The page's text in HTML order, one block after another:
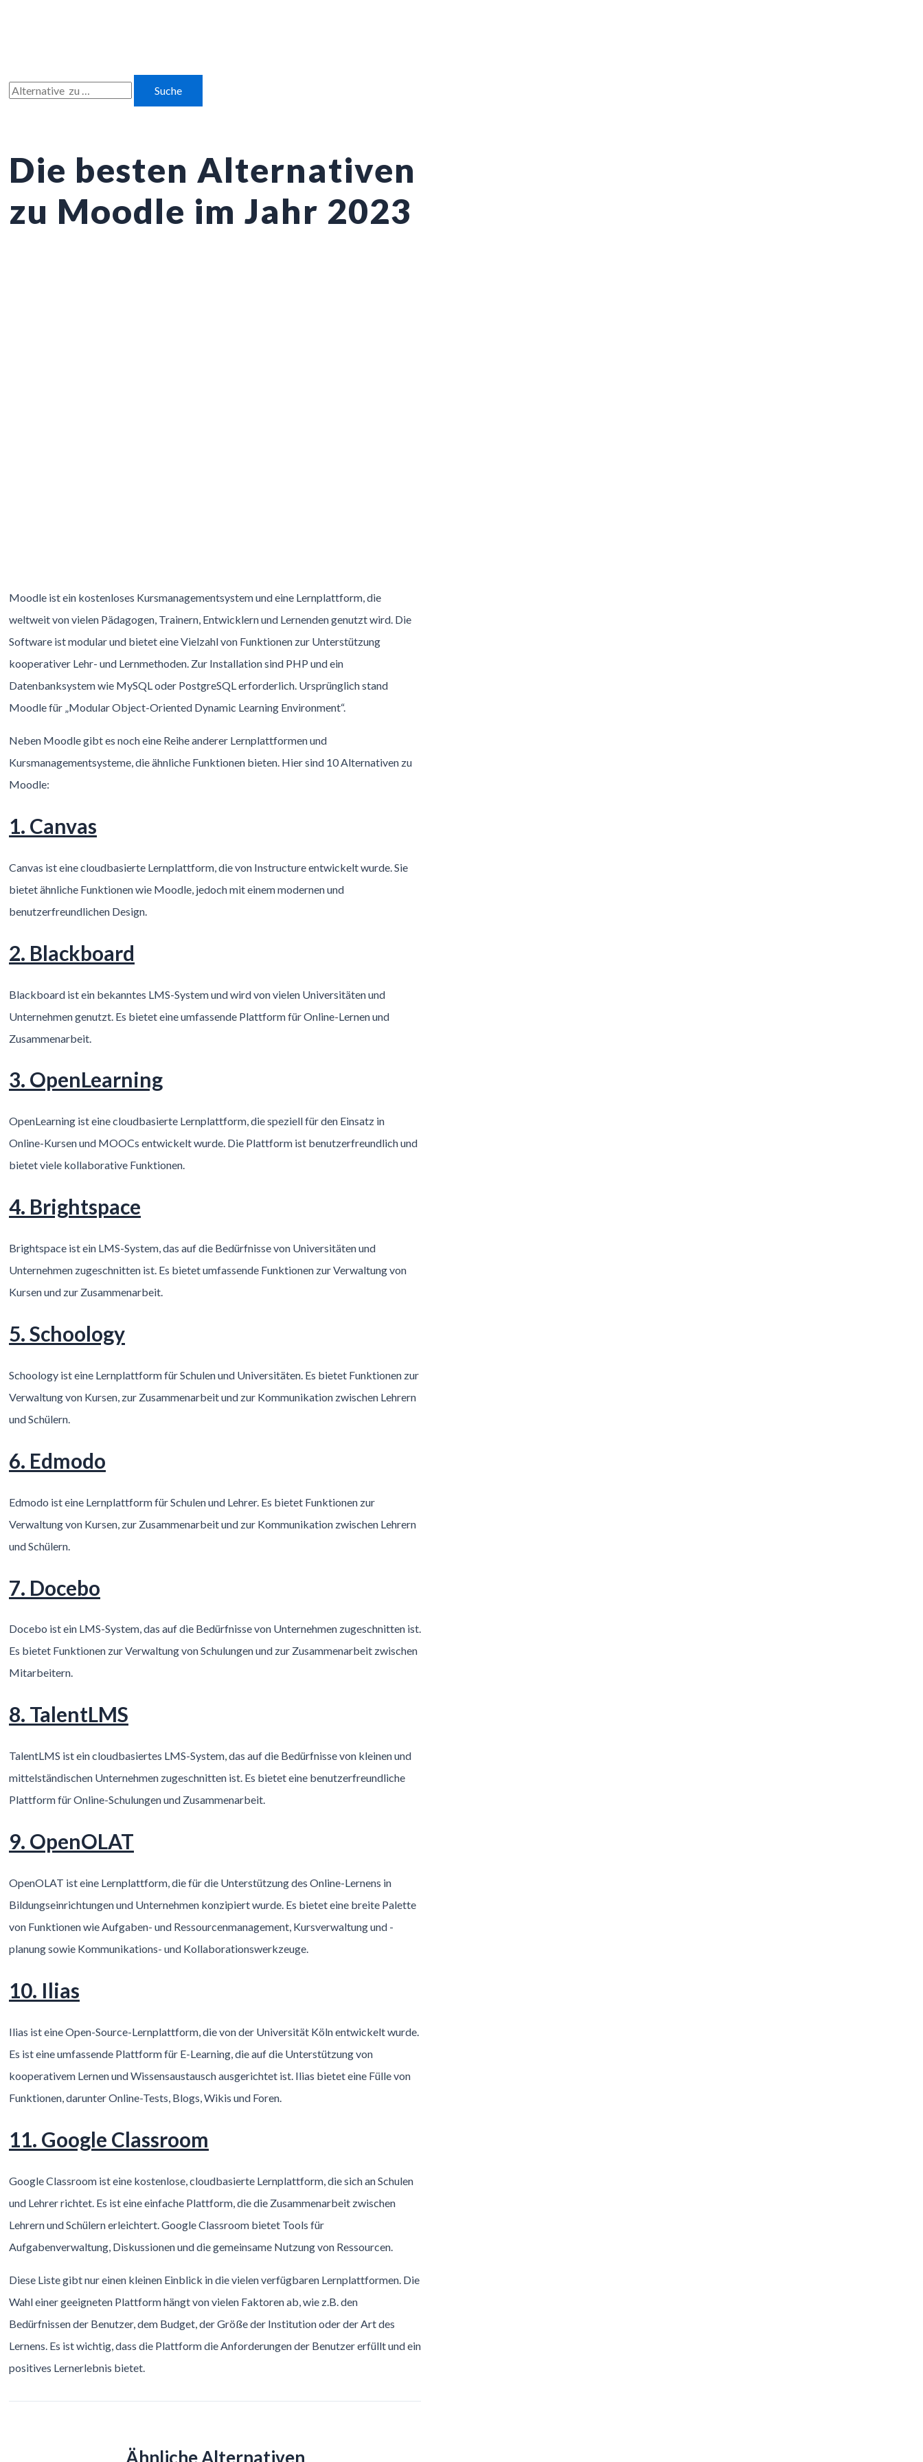
Suchen
Die besten Alternativen
zu Moodle im Jahr 2023
Moodle ist ein kostenloses Kursmanagementsystem und eine Lernplattform, die
weltweit von vielen Pädagogen, Trainern, Entwicklern und Lernenden genutzt wird. Die
Software ist modular und bietet eine Vielzahl von Funktionen zur Unterstützung
kooperativer Lehr- und Lernmethoden. Zur Installation sind PHP und ein
Datenbanksystem wie MySQL oder PostgreSQL erforderlich. Ursprünglich stand
Moodle für „Modular Object-Oriented Dynamic Learning Environment“.
Neben Moodle gibt es noch eine Reihe anderer Lernplattformen und
Kursmanagementsysteme, die ähnliche Funktionen bieten. Hier sind 10 Alternativen zu
Moodle:
1. Canvas
Canvas ist eine cloudbasierte Lernplattform, die von Instructure entwickelt wurde. Sie
bietet ähnliche Funktionen wie Moodle, jedoch mit einem modernen und
benutzerfreundlichen Design.
2. Blackboard
Blackboard ist ein bekanntes LMS-System und wird von vielen Universitäten und
Unternehmen genutzt. Es bietet eine umfassende Plattform für Online-Lernen und
Zusammenarbeit.
3. OpenLearning
OpenLearning ist eine cloudbasierte Lernplattform, die speziell für den Einsatz in
Online-Kursen und MOOCs entwickelt wurde. Die Plattform ist benutzerfreundlich und
bietet viele kollaborative Funktionen.
4. Brightspace
Brightspace ist ein LMS-System, das auf die Bedürfnisse von Universitäten und
Unternehmen zugeschnitten ist. Es bietet umfassende Funktionen zur Verwaltung von
Kursen und zur Zusammenarbeit.
5. Schoology
Schoology ist eine Lernplattform für Schulen und Universitäten. Es bietet Funktionen zur
Verwaltung von Kursen, zur Zusammenarbeit und zur Kommunikation zwischen Lehrern
und Schülern.
6. Edmodo
Edmodo ist eine Lernplattform für Schulen und Lehrer. Es bietet Funktionen zur
Verwaltung von Kursen, zur Zusammenarbeit und zur Kommunikation zwischen Lehrern
und Schülern.
7. Docebo
Docebo ist ein LMS-System, das auf die Bedürfnisse von Unternehmen zugeschnitten ist.
Es bietet Funktionen zur Verwaltung von Schulungen und zur Zusammenarbeit zwischen
Mitarbeitern.
8. TalentLMS
TalentLMS ist ein cloudbasiertes LMS-System, das auf die Bedürfnisse von kleinen und
mittelständischen Unternehmen zugeschnitten ist. Es bietet eine benutzerfreundliche
Plattform für Online-Schulungen und Zusammenarbeit.
9. OpenOLAT
OpenOLAT ist eine Lernplattform, die für die Unterstützung des Online-Lernens in
Bildungseinrichtungen und Unternehmen konzipiert wurde. Es bietet eine breite Palette
von Funktionen wie Aufgaben- und Ressourcenmanagement, Kursverwaltung und -
planung sowie Kommunikations- und Kollaborationswerkzeuge.
10. Ilias
Ilias ist eine Open-Source-Lernplattform, die von der Universität Köln entwickelt wurde.
Es ist eine umfassende Plattform für E-Learning, die auf die Unterstützung von
kooperativem Lernen und Wissensaustausch ausgerichtet ist. Ilias bietet eine Fülle von
Funktionen, darunter Online-Tests, Blogs, Wikis und Foren.
11. Google Classroom
Google Classroom ist eine kostenlose, cloudbasierte Lernplattform, die sich an Schulen
und Lehrer richtet. Es ist eine einfache Plattform, die die Zusammenarbeit zwischen
Lehrern und Schülern erleichtert. Google Classroom bietet Tools für
Aufgabenverwaltung, Diskussionen und die gemeinsame Nutzung von Ressourcen.
Diese Liste gibt nur einen kleinen Einblick in die vielen verfügbaren Lernplattformen. Die
Wahl einer geeigneten Plattform hängt von vielen Faktoren ab, wie z.B. den
Bedürfnissen der Benutzer, dem Budget, der Größe der Institution oder der Art des
Lernens. Es ist wichtig, dass die Plattform die Anforderungen der Benutzer erfüllt und ein
positives Lernerlebnis bietet.
Ähnliche Alternativen